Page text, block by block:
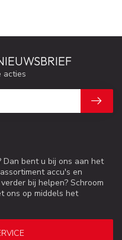
bent u bij ons aan het
accu's en
bij helpen? Schroom
ons op middels het
acties